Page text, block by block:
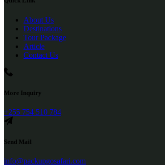
About Us
Destinations
Tour Package
Article
Contact Us
More Inquiry
+255 754 510 784
Send Mail
info@packupgosafari.com